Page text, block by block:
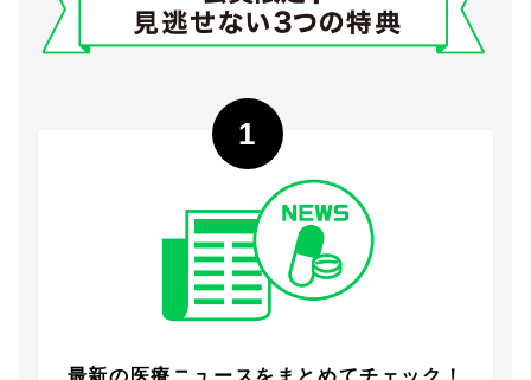
1
最新の医療ニュースをまとめてチェック！